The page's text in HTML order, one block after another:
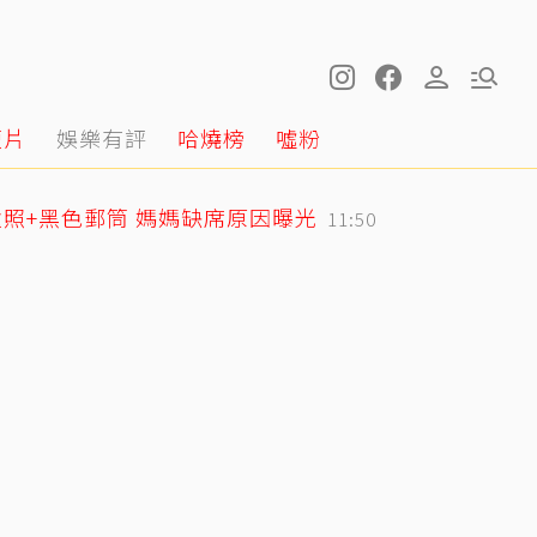
娛樂有評 哈燒榜 噓粉
+黑色郵筒 媽媽缺席原因曝光 11:50